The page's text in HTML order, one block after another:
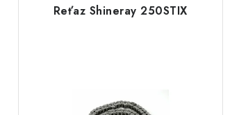
Reťaz Shineray 250STIX